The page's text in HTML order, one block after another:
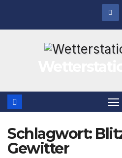
Schlagwort:
Gewitter